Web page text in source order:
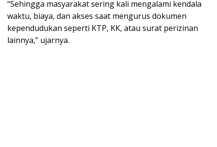
“Sehingga masyarakat sering kali mengalami kendala
waktu, biaya, dan akses saat mengurus dokumen
kependudukan seperti KTP, KK, atau surat perizinan
lainnya,” ujarnya.